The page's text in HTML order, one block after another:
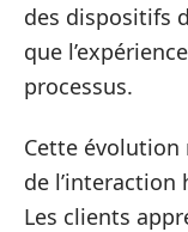
des dispositifs
que
processus.
Cette évolution
de l’interaction
Les clients